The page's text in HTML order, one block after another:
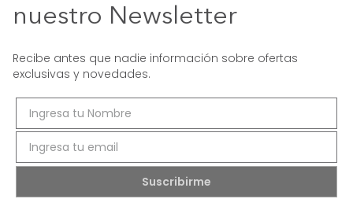
nuestro Newsletter
Recibe antes que nadie información sobre ofertas
exclusivas y novedades.